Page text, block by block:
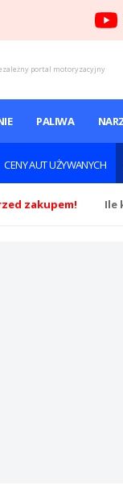
portal motoryzacyjny
CENY AUT UŻYWANYCH
PALIWA
zakupem! Ile